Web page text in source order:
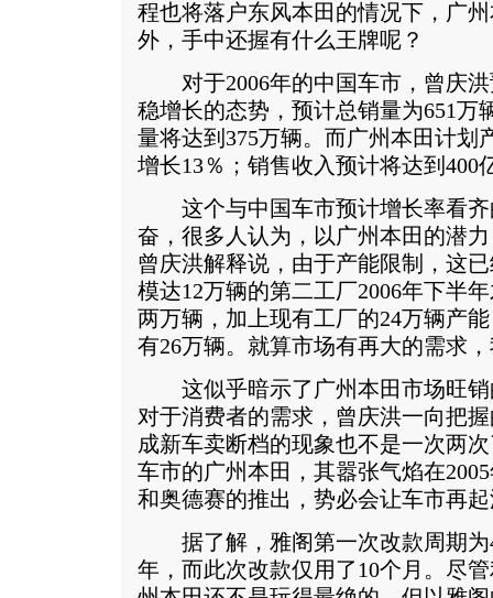
程也将落户东风本田的情况下，广
外，手中还握有什么王牌呢？
对于2006年的中国车市，曾庆洪
稳增长的态势，预计总销量为651万
量将达到375万辆。而广州本田计划
增长13％；销售收入预计将达到400
这个与中国车市预计增长率看齐
奋，很多人认为，以广州本田的潜
曾庆洪解释说，由于产能限制，这
模达12万辆的第二工厂2006年下半
两万辆，加上现有工厂的24万辆产
有26万辆。就算市场有再大的需求
这似乎暗示了广州本田市场旺销
对于消费者的需求，曾庆洪一向把
成新车卖断档的现象也不是一次两
车市的广州本田，其嚣张气焰在
和奥德赛的推出，势必会让车市再
据了解，雅阁第一次改款周期为
年，而此次改款仅用了10个月。尽